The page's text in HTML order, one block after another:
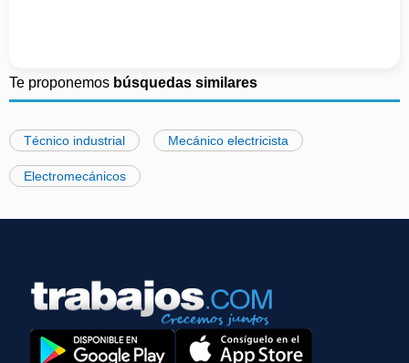
Te proponemos búsquedas similares
Técnico industrial Mecánico electricista
Electromecánicos